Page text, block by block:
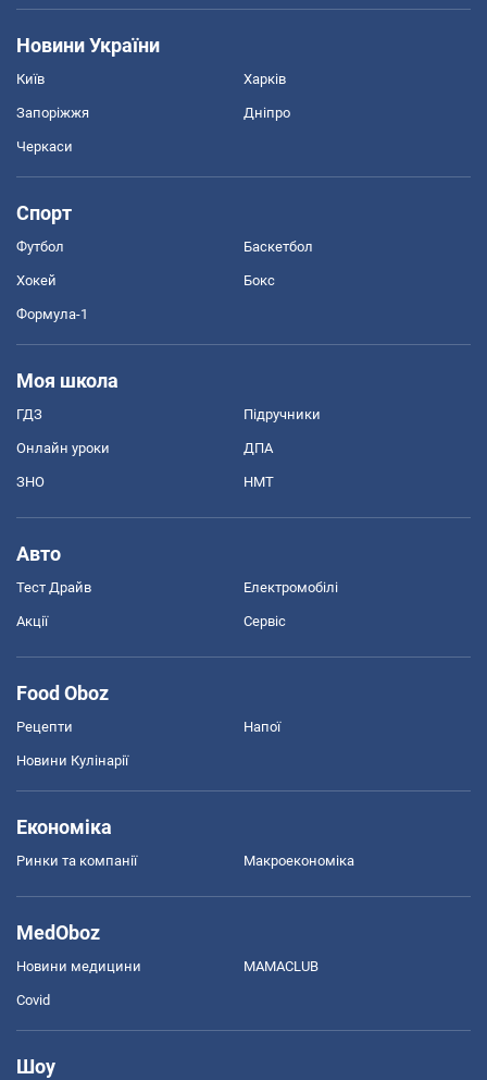
Новини України
Київ Харків
Запоріжжя Дніпро
Черкаси
Спорт
Футбол Баскетбол
Хокей Бокс
Формула-1
Моя школа
ГДЗ Підручники
Онлайн уроки ДПА
ЗНО НМТ
Авто
Тест Драйв Електромобілі
Акції Сервіс
Food Oboz
Рецепти Напої
Новини Кулінарії
Економіка
Ринки та компанії Макроекономіка
MedOboz
Новини медицини MAMACLUB
Covid
Шоу